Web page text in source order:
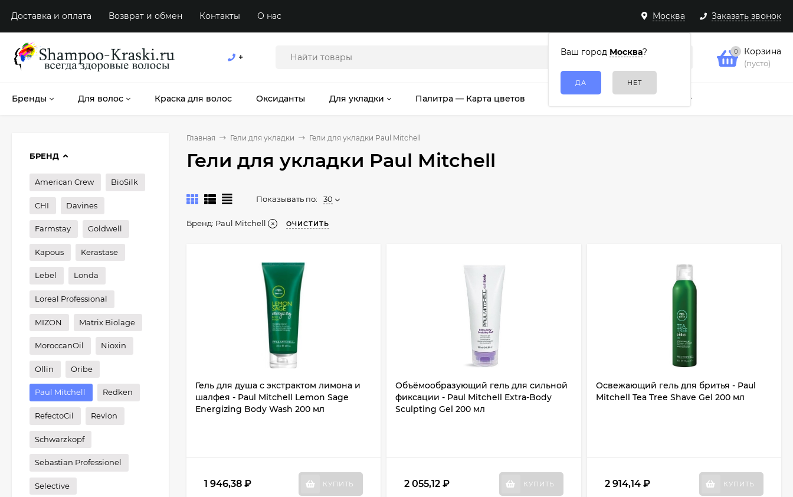
Москва
Ваш город Москва?
Заказать звонок
Доставка и оплата Возврат и обмен Контакты О нас
+
0 Корзина
(пусто)
Бренды Для волос Краска для волос Оксиданты Для укладки Палитра — Карта цветов
Главная Гели для укладки Гели для укладки Paul Mitchell
Гели для укладки Paul Mitchell
Показывать по: 30
Бренд: Paul Mitchell ОЧИСТИТЬ
Гель для душа с экстрактом лимона и
шалфея - Paul Mitchell Lemon Sage
Energizing Body Wash 200 мл
1 946,38 ₽ КУПИТЬ
Объёмообразующий гель для сильной
фиксации - Paul Mitchell Extra-Body
Sculpting Gel 200 мл
2 055,12₽ КУПИТЬ
Освежающий гель для бритья - Paul
Mitchell Tea Tree Shave Gel 200 мл
2 914,14 ₽ КУПИТЬ
БРЕНД
American Crew BioSilk
CHI Davines
Farmstay Goldwell
Kapous Kerastase
Lebel Londa
Loreal Professional
MIZON Matrix Biolage
MoroccanOil Nioxin
Ollin Oribe
Paul Mitchell Redken
RefectoCil Revlon
Schwarzkopf
Sebastian Professionel
Selective